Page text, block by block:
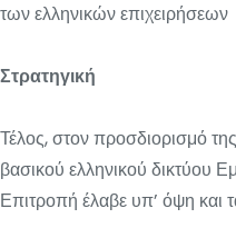
των ελληνικών επιχειρήσεων
Στρατηγική
Τέλος, στον προσδιορισμό
βασικού ελληνικού δικτύου
Επιτροπή έλαβε υπ’ όψη και